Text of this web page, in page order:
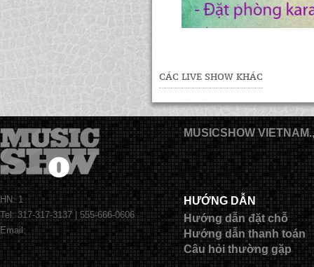
CÁC LIVE SHOW KHÁC
HN: 1
Tel: 317-317-3137 | 555-666-0606
Email:
MUSICSHOW VIETNAM.,
HƯỚNG DẪN
Hướng dẫn đặt chỗ
Hướng dẫn thanh toán
Câu hỏi thường gặp